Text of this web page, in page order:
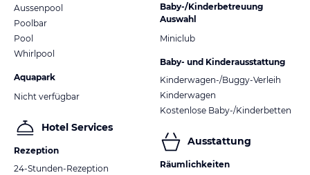
Aussenpool
Poolbar
Pool
Whirlpool
Aquapark
Nicht verfügbar
Hotel Services
Rezeption
24-Stunden-Rezeption
Baby-/Kinderbetreuung
Auswahl
Miniclub
Baby- und Kinderausstattung
Kinderwagen-/Buggy-Verleih
Kinderwagen
Kostenlose Baby-/Kinderbetten
Ausstattung
Räumlichkeiten